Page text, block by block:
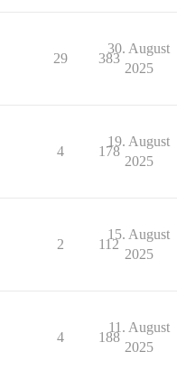
29 383
30. August
2025
4 178
19. August
2025
2 112
15. August
2025
4 188
11. August
2025